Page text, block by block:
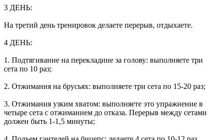
3 ДЕНЬ:
На третий день тренировок делаете перерыв, отдыхаете.
4 ДЕНЬ:
1. Подтягивание на перекладине за голову: выполняете три
сета по 10 раз;
2. Отжимания на брусьях: выполняете три сета по 15-20 раз;
3. Отжимания узким хватом: выполняете это упражнение в
четыре сета с отжиманием до отказа. Перерыв между сетами
должен быть 1-1,5 минуты;